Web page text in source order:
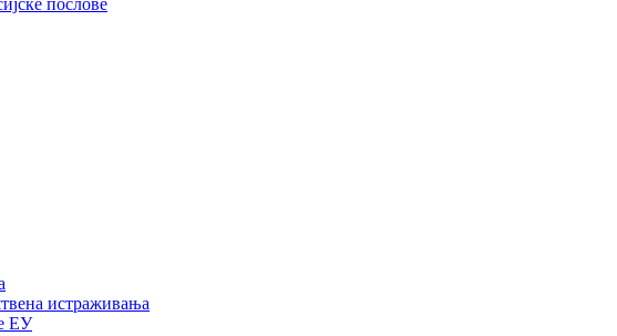
послове
истраживања
ЕУ